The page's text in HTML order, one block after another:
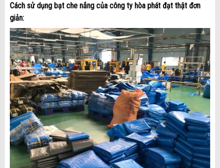
Cách sử dụng bạt che nắng của công ty hòa phát đạt thật đơn
giản: